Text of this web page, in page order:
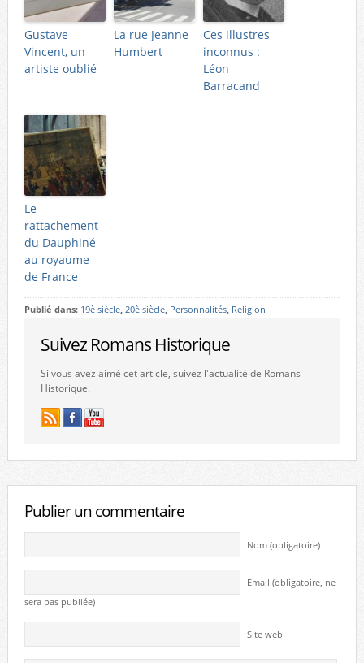
Gustave
Vincent, un
artiste oublié
La rue Jeanne
Humbert
Ces illustres
inconnus :
Léon
Barracand
Le
rattachement
du Dauphiné
au royaume
de France
Publié dans: 19è siècle, 20è siècle, Personnalités, Religion
Suivez Romans Historique
Si vous avez aimé cet article, suivez l'actualité de Romans
Historique.
Publier un commentaire
Nom (obligatoire)
Email (obligatoire, ne
sera pas publiée)
Site web